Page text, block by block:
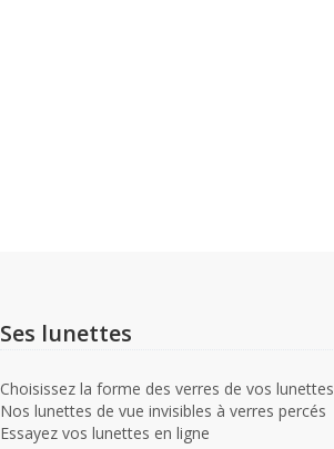
Ses lunettes
Choisissez la forme des verres de vos lunettes
Nos lunettes de vue invisibles à verres percés
Essayez vos lunettes en ligne